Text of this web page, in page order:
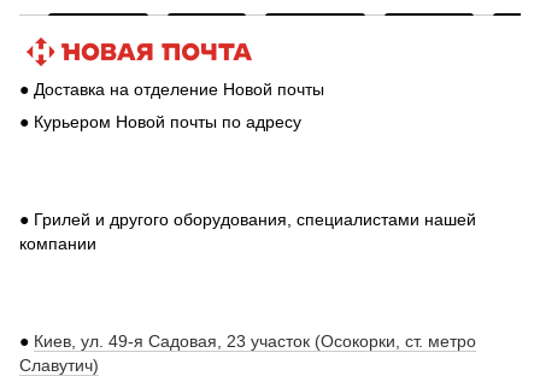
● Доставка на отделение Новой почты
● Курьером Новой почты по адресу
● Грилей и другого оборудования, специалистами нашей
компании
● Киев, ул. 49-я Садовая, 23 участок (Осокорки, ст. метро
Славутич)